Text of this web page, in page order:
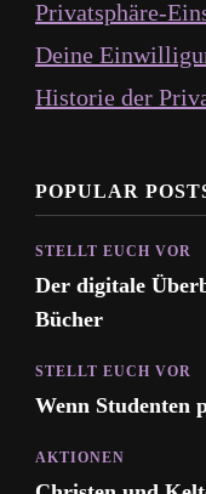
Privatsphäre-
Deine
Historie der
POPULAR
STELLT EUCH VOR
Der digitale
Bücher
STELLT EUCH VOR
Wenn Studenten
AKTIONEN